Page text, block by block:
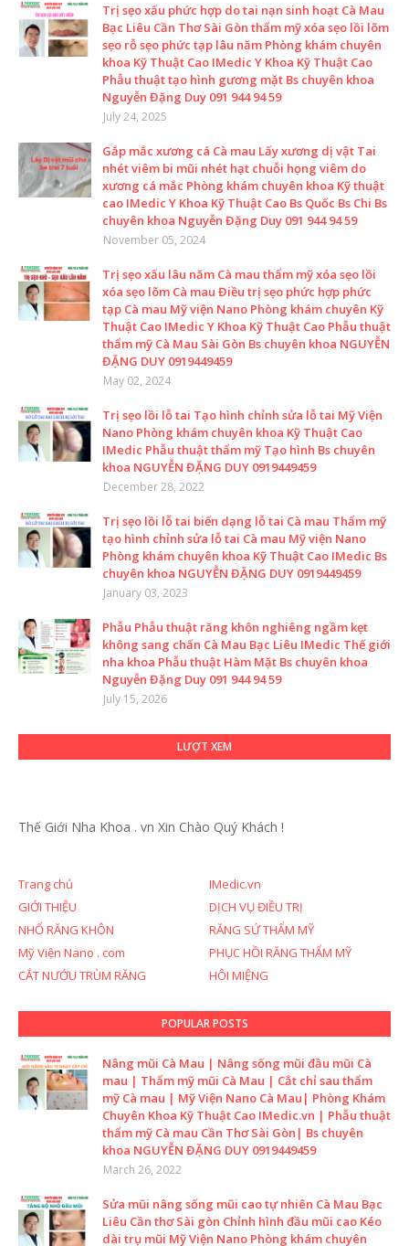
Trị sẹo xấu phức hợp do tai nạn sinh hoạt Cà Mau
Bạc Liêu Cần Thơ Sài Gòn thẩm mỹ xóa sẹo lồi lõm
sẹo rỗ sẹo phức tạp lâu năm Phòng khám chuyên
khoa Kỹ Thuật Cao IMedic Y Khoa Kỹ Thuật Cao
Phẫu thuật tạo hình gương mặt Bs chuyên khoa
Nguyễn Đặng Duy 091 944 94 59
July 24, 2025
Gắp mắc xương cá Cà mau Lấy xương dị vật Tai
nhét viêm bi mũi nhét hạt chuỗi họng viêm do
xương cá mắc Phòng khám chuyên khoa Kỹ thuật
cao IMedic Y Khoa Kỹ Thuật Cao Bs Quốc Bs Chi Bs
chuyên khoa Nguyễn Đặng Duy 091 944 94 59
November 05, 2024
Trị sẹo xấu lâu năm Cà mau thẩm mỹ xóa sẹo lồi
xóa sẹo lõm Cà mau Điều trị sẹo phức hợp phức
tạp Cà mau Mỹ viện Nano Phòng khám chuyên Kỹ
Thuật Cao IMedic Y Khoa Kỹ Thuật Cao Phẫu thuật
thẩm mỹ Cà Mau Sài Gòn Bs chuyên khoa NGUYỄN
ĐẶNG DUY 0919449459
May 02, 2024
Trị sẹo lồi lỗ tai Tạo hình chỉnh sửa lỗ tai Mỹ Viện
Nano Phòng khám chuyên khoa Kỹ Thuật Cao
IMedic Phẫu thuật thẩm mỹ Tạo hình Bs chuyên
khoa NGUYỄN ĐẶNG DUY 0919449459
December 28, 2022
Trị sẹo lồi lỗ tai biến dạng lỗ tai Cà mau Thẩm mỹ
tạo hình chỉnh sửa lỗ tai Cà mau Mỹ viện Nano
Phòng khám chuyên khoa Kỹ Thuật Cao IMedic Bs
chuyên khoa NGUYỄN ĐẶNG DUY 0919449459
January 03, 2023
Phẫu Phẫu thuật răng khôn nghiêng ngầm kẹt
không sang chấn Cà Mau Bạc Liêu IMedic Thế giới
nha khoa Phẫu thuật Hàm Mặt Bs chuyên khoa
Nguyễn Đặng Duy 091 944 94 59
July 15, 2026
LƯỢT XEM
Thế Giới Nha Khoa . vn Xin Chào Quý Khách !
Trang chủ
IMedic.vn
GIỚI THIỆU
DỊCH VỤ ĐIỀU TRỊ
NHỔ RĂNG KHÔN
RĂNG SỨ THẨM MỸ
Mỹ Viện Nano . com
PHỤC HỒI RĂNG THẨM MỸ
CẮT NƯỚU TRÙM RĂNG
HÔI MIỆNG
POPULAR POSTS
Nâng mũi Cà Mau | Nâng sống mũi đầu mũi Cà
mau | Thẩm mỹ mũi Cà Mau | Cắt chỉ sau thẩm
mỹ Cà mau | Mỹ Viện Nano Cà Mau| Phòng Khám
Chuyên Khoa Kỹ Thuật Cao IMedic.vn | Phẫu thuật
thẩm mỹ Cà mau Cần Thơ Sài Gòn| Bs chuyên
khoa NGUYỄN ĐẶNG DUY 0919449459
March 26, 2022
Sửa mũi nâng sống mũi cao tự nhiên Cà Mau Bạc
Liêu Cần thơ Sài gòn Chỉnh hình đầu mũi cao Kéo
dài trụ mũi Mỹ Viện Nano Phòng khám chuyên